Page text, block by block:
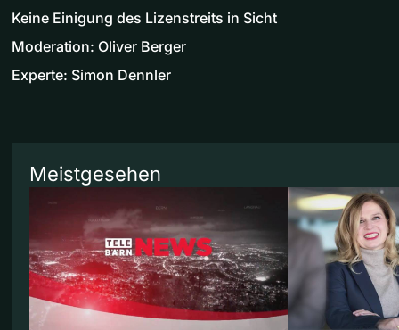
Keine Einigung des Lizenstreits in Sicht
Moderation: Oliver Berger
Experte: Simon Dennler
Meistgesehen